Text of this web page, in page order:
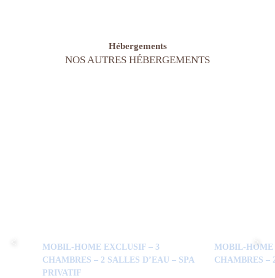
Hébergements
NOS AUTRES HÉBERGEMENTS
MOBIL-HOME EXCLUSIF – 3
CHAMBRES – 2 SALLES D’EAU – SPA
PRIVATIF
MOBIL-HOME
CHAMBRES –